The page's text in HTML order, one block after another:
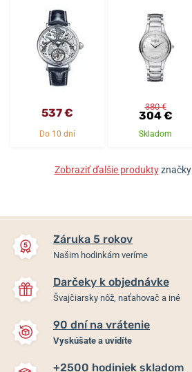
537 €
Do 10 dní
380 €
304 €
Skladom
Zobraziť ďalšie produktyznačky
Záruka 5 rokov
Našim hodinkám veríme
Darčeky k objednávke
Švajčiarsky nôž, naťahovač a iné
90 dní na vrátenie
Vyskúšate a uvidíte
+2500 hodiniek skladom